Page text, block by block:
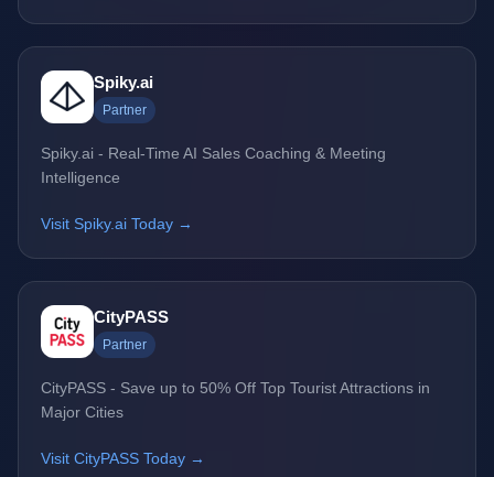
Spiky.ai
Partner
Spiky.ai - Real-Time AI Sales Coaching & Meeting
Intelligence
Visit Spiky.ai Today →
CityPASS
Partner
CityPASS - Save up to 50% Off Top Tourist Attractions in
Major Cities
Visit CityPASS Today →